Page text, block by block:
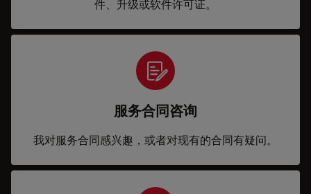
件、升级或软件许可证。
服务合同咨询
我对服务合同感兴趣，或者对现有的合同有疑问。